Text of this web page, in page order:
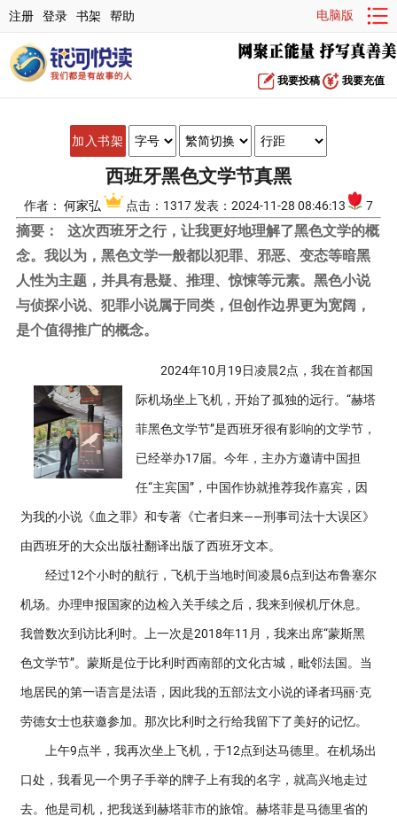
注册 登录 书架 帮助 电脑版
我要投稿 我要充值
加入书架
西班牙黑色文学节真黑
作者： 何家弘 点击：1317 发表：2024-11-28 08:46:13 7
摘要：
这次西班牙之行，让我更好地理解了黑色文学的概
念。我以为，黑色文学一般都以犯罪、邪恶、变态等暗黑
人性为主题，并具有悬疑、推理、惊悚等元素。黑色小说
与侦探小说、犯罪小说属于同类，但创作边界更为宽阔，
是个值得推广的概念。
2024年10月19日凌晨2点，我在首都国
际机场坐上飞机，开始了孤独的远行。“赫塔
菲黑色文学节”是西班牙很有影响的文学节，
已经举办17届。今年，主办方邀请中国担
任“主宾国”，中国作协就推荐我作嘉宾，因
为我的小说《血之罪》和专著《亡者归来——刑事司法十大误区》
由西班牙的大众出版社翻译出版了西班牙文本。
经过12个小时的航行，飞机于当地时间凌晨6点到达布鲁塞尔
机场。办理申报国家的边检入关手续之后，我来到候机厅休息。
我曾数次到访比利时。上一次是2018年11月，我来出席“蒙斯黑
色文学节”。蒙斯是位于比利时西南部的文化古城，毗邻法国。当
地居民的第一语言是法语，因此我的五部法文小说的译者玛丽·克
劳德女士也获邀参加。那次比利时之行给我留下了美好的记忆。
上午9点半，我再次坐上飞机，于12点到达马德里。在机场出
口处，我看见一个男子手举的牌子上有我的名字，就高兴地走过
去。他是司机，把我送到赫塔菲市的旅馆。赫塔菲是马德里省的